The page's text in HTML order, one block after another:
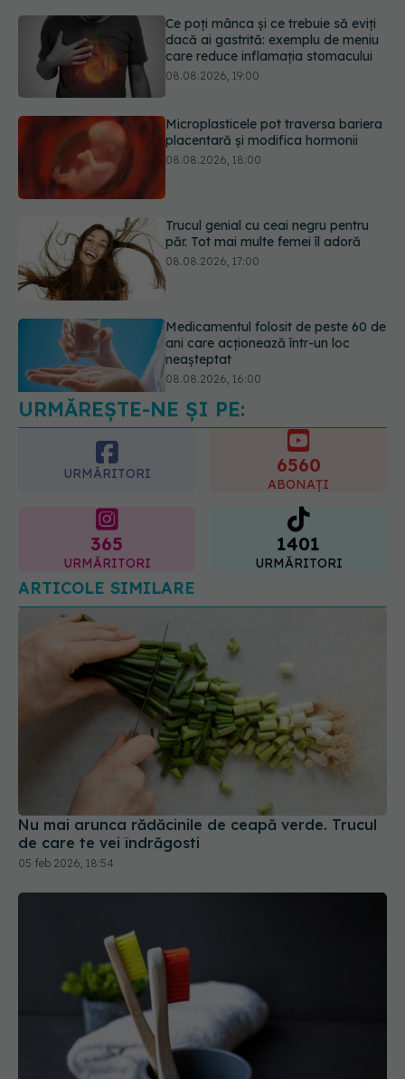
Microplasticele pot traversa bariera
placentară și modifica hormonii
08.08.2026, 18:00
Trucul genial cu ceai negru pentru
păr. Tot mai multe femei îl adoră
08.08.2026, 17:00
Medicamentul folosit de peste 60 de
ani care acționează într-un loc
neașteptat
Transpirații nocturne: semnul ignorat
care poate ascunde probleme
serioase de sănătate
08.08.2026, 20:00
URMĂREȘTE-NE ȘI PE:
URMĂRITORI 6560
ABONAȚI
365
URMĂRITORI
1401
URMĂRITORI
ARTICOLE SIMILARE
Nu mai arunca rădăcinile de ceapă verde. Trucul
de care te vei îndrăgosti
05 feb 2026, 18:54